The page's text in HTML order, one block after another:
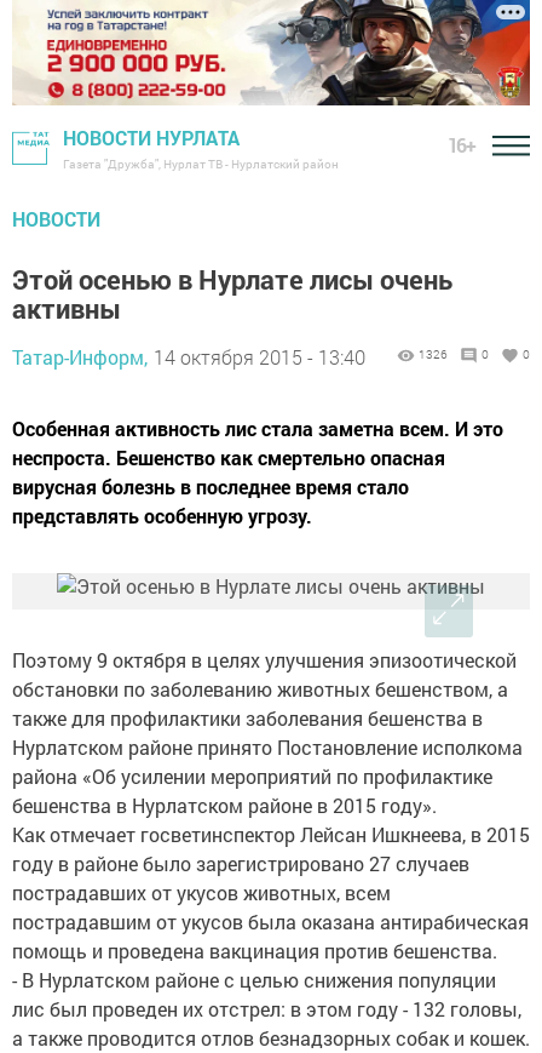
НОВОСТИ НУРЛАТА
Газета "Дружба", Нурлат ТВ - Нурлатский район
16+
НОВОСТИ
Этой осенью в Нурлате лисы очень
активны
Татар-Информ, 14 октября 2015 - 13:40 1326 0 0
Особенная активность лис стала заметна всем. И это
неспроста. Бешенство как смертельно опасная
вирусная болезнь в последнее время стало
представлять особенную угрозу.
Поэтому 9 октября в целях улучшения эпизоотической
обстановки по заболеванию животных бешенством, а
также для профилактики заболевания бешенства в
Нурлатском районе принято Постановление исполкома
района «Об усилении мероприятий по профилактике
бешенства в Нурлатском районе в 2015 году».
Как отмечает госветинспектор Лейсан Ишкнеева, в 2015
году в районе было зарегистрировано 27 случаев
пострадавших от укусов животных, всем
пострадавшим от укусов была оказана антирабическая
помощь и проведена вакцинация против бешенства.
- В Нурлатском районе с целью снижения популяции
лис был проведен их отстрел: в этом году - 132 головы,
а также проводится отлов безнадзорных собак и кошек.